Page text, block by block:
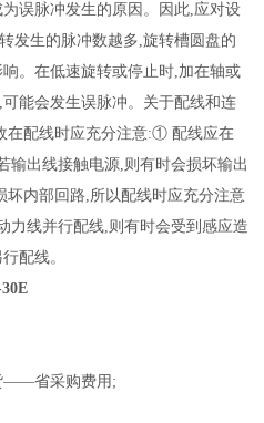
误脉冲发生的原因。因此,应对设
发生的脉冲数越多,旋转槽圆盘的
。在低速旋转或停止时,加在轴或
能会发生误脉冲。关于配线和连
在配线时应充分注意:① 配线应在
输出线接触电源,则有时会损坏输出
内部回路,所以配线时应充分注意
力线并行配线,则有时会受到感应造
配线。
——省采购费用;